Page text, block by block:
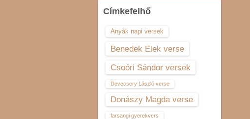
Címkefelhő
Anyák napi versek
Benedek Elek verse
Csoóri Sándor versek
Devecsery László verse
Donászy Magda verse
farsangi gyerekvers